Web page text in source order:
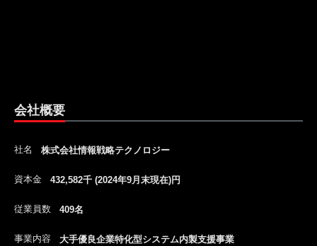
会社概要
社名 株式会社情報戦略テクノロジー
資本金 432,582千 (2024年9月末現在)円
従業員数 409名
事業内容 大手優良企業特化型システム内製支援事業